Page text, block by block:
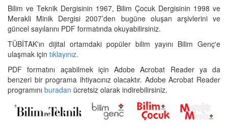
Bilim ve Teknik Dergisinin 1967, Bilim Çocuk Dergisinin 1998 ve
Merakli Minik Dergisi 2007’den bugüne oluşan arşivlerini ve
güncel sayılarını PDF formatında okuyabilirsiniz.
TÜBİTAK'ın dijital ortamdaki popüler bilim yayını Bilim Genç'e
ulaşmak için tıklayınız.
PDF formatını açabilmek için Adobe Acrobat Reader ya da
benzeri bir programa ihtiyacınız olacaktır. Adobe Acrobat Reader
programını buradan ücretsiz olarak indirebilirsiniz.